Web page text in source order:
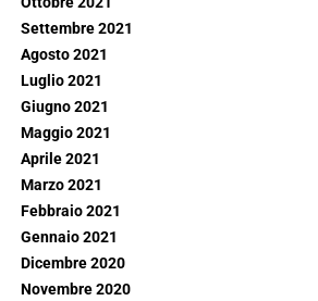
Settembre 2021
Agosto 2021
Luglio 2021
Giugno 2021
Maggio 2021
Aprile 2021
Marzo 2021
Febbraio 2021
Gennaio 2021
Dicembre 2020
Novembre 2020